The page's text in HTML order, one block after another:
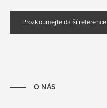
Prozkoumejte další reference
O NÁS